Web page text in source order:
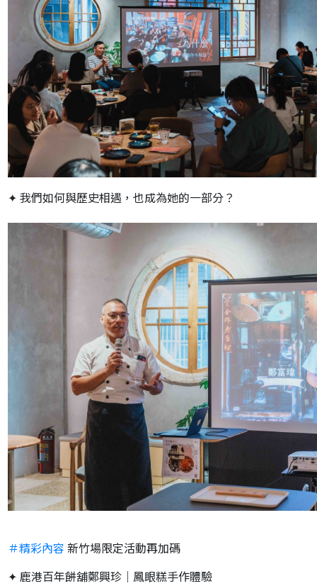
✦ 我們如何與歷史相遇，也成為她的一部分？
＃精彩內容 新竹場限定活動再加碼
✦ 鹿港百年餅舖鄭興珍｜鳳眼糕手作體驗